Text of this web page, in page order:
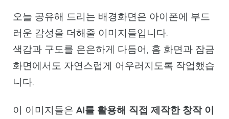
오늘 공유해 드리는 배경화면은 아이폰에 부드
러운 감성을 더해줄 이미지들입니다.
색감과 구도를 은은하게 다듬어, 홈 화면과 잠금
화면에서도 자연스럽게 어우러지도록 작업했습
니다.
이 이미지들은 AI를 활용해 직접 제작한 창작 이